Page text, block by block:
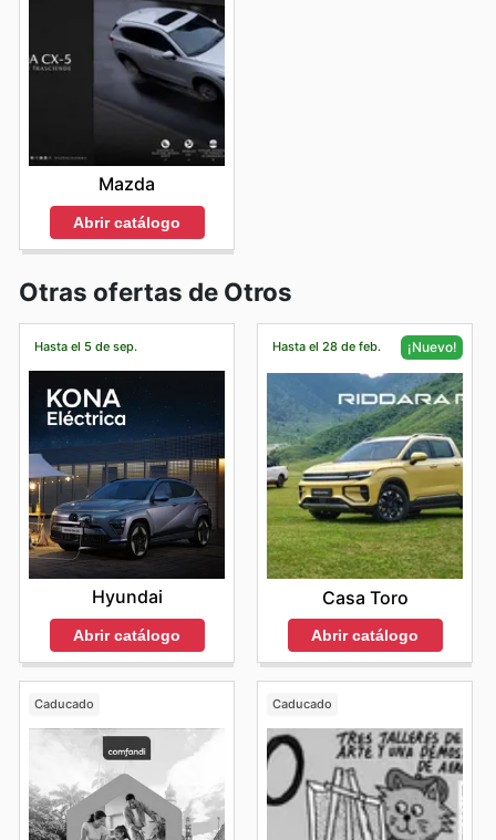
Mazda
Abrir catálogo
Otras ofertas de Otros
Hasta el 5 de sep.
Hyundai
Abrir catálogo
Hasta el 28 de feb. ¡Nuevo!
Casa Toro
Abrir catálogo
Caducado Caducado